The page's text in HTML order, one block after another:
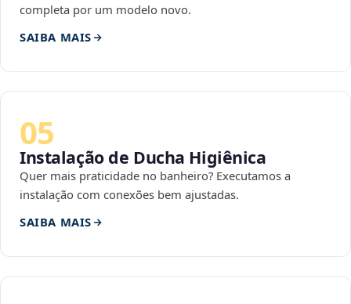
completa por um modelo novo.
SAIBA MAIS
05
Instalação de Ducha Higiênica
Quer mais praticidade no banheiro? Executamos a
instalação com conexões bem ajustadas.
SAIBA MAIS